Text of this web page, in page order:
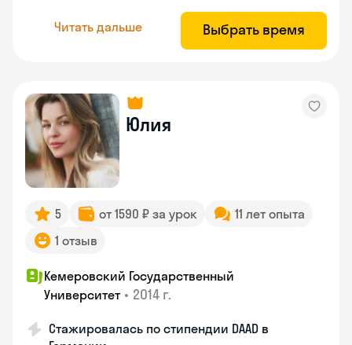
Читать дальше Выбрать время
Юлия
5 от 1590 ₽ за урок
11 лет опыта
1 отзыв
Кемеровский Государственный
Университет • 2014 г.
Стажировалась по стипендии DAAD в